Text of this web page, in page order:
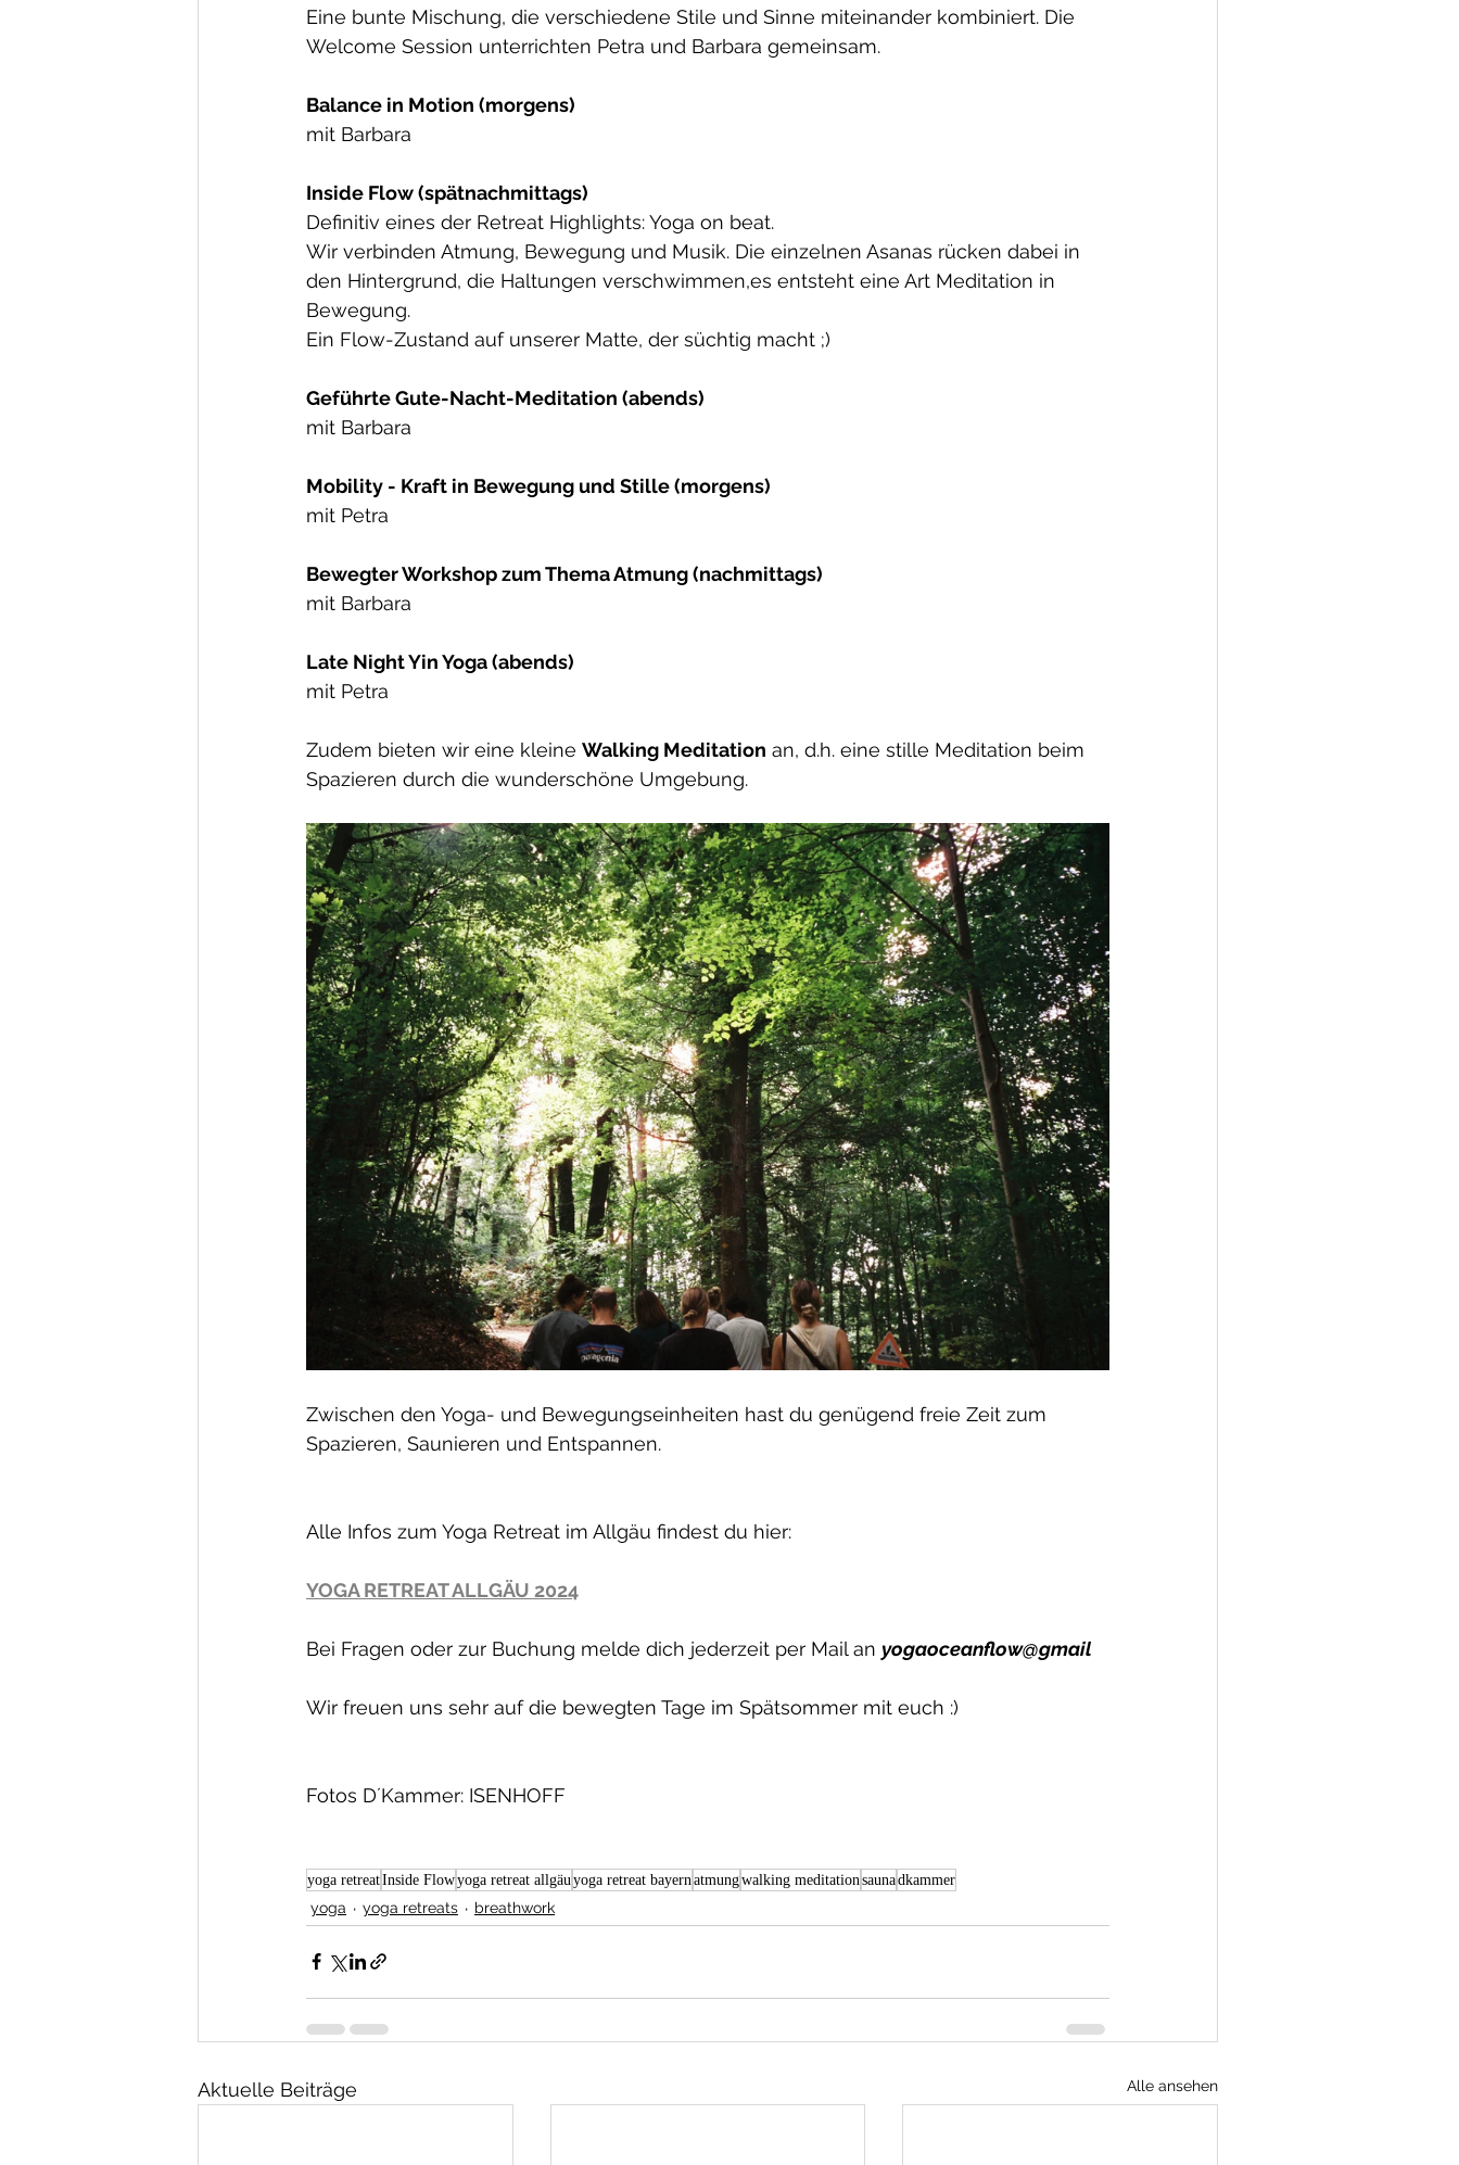
Eine bunte Mischung, die verschiedene Stile und Sinne miteinander kombiniert. Die
Welcome Session unterrichten Petra und Barbara gemeinsam.​
Balance in Motion (morgens)
mit Barbara
Inside Flow (spätnachmittags)
Definitiv eines der Retreat Highlights: Yoga on beat.
Wir verbinden Atmung, Bewegung und Musik. Die einzelnen Asanas rücken dabei in
den Hintergrund, die Haltungen verschwimmen,es entsteht eine Art Meditation in
Bewegung.
Ein Flow-Zustand auf unserer Matte, der süchtig macht ;)
Geführte Gute-Nacht-Meditation (abends)
mit Barbara
Mobility - Kraft in Bewegung und Stille (morgens)
mit Petra
Bewegter Workshop zum Thema Atmung (nachmittags)
mit Barbara
Late Night Yin Yoga (abends)
mit Petra
Zudem bieten wir eine kleine Walking Meditation an, d.h. eine stille Meditation beim
Spazieren durch die wunderschöne Umgebung.
Zwischen den Yoga- und Bewegungseinheiten hast du genügend freie Zeit zum
Spazieren, Saunieren und Entspannen.
Alle Infos zum Yoga Retreat im Allgäu findest du hier:
YOGA RETREAT ALLGÄU 2024
Bei Fragen oder zur Buchung melde dich jederzeit per Mail an yogaoceanflow@gmail
Wir freuen uns sehr auf die bewegten Tage im Spätsommer mit euch :)
Fotos D´Kammer: ISENHOFF
yoga retreatInside Flowyoga retreat allgäu yoga retreat bayern atmungwalking meditation saunadkammer
yoga yoga retreats breathwork
Aktuelle Beiträge Alle ansehen